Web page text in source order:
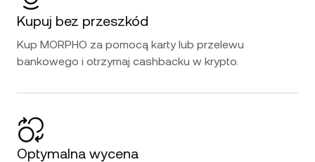
Kupuj bez przeszkód
Kup MORPHO za pomocą karty lub przelewu
bankowego i otrzymaj cashbacku w krypto.
Optymalna wycena